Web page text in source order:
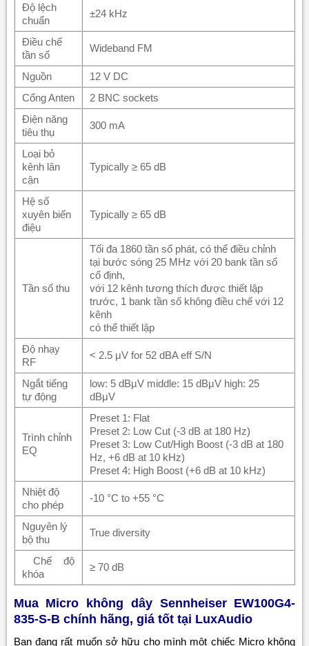
Độ lệch
chuẩn
±24 kHz
Điều chế
tần số
Wideband FM
Nguồn
12 V DC
Cổng Anten
2 BNC sockets
Điện năng
tiêu thụ
300 mA
Loại bỏ
kênh lân
cận
Typically ≥ 65 dB
Hệ số
xuyên biến
điệu
Typically ≥ 65 dB
Tần số thu
Tối đa 1860 tần số phát, có thể điều chỉnh
tại bước sóng 25 MHz với 20 bank tần số
cố định,
với 12 kênh tương thích được thiết lập
trước, 1 bank tần số không điều chế với 12
kênh
có thể thiết lập
Độ nhạy
RF
< 2.5 μV for 52 dBA eff S/N
Ngắt tiếng
tự động
low: 5 dBµV middle: 15 dBµV high: 25
dBμV
Trình chỉnh
EQ
Preset 1: Flat
Preset 2: Low Cut (-3 dB at 180 Hz)
Preset 3: Low Cut/High Boost (-3 dB at 180
Hz, +6 dB at 10 kHz)
Preset 4: High Boost (+6 dB at 10 kHz)
Nhiệt độ
cho phép
-10 °C to +55 °C
Nguyên lý
bộ thu
True diversity
Chế độ
khóa
≥ 70 dB
Mua Micro không dây Sennheiser EW100G4-
835-S-B chính hãng, giá tốt tại LuxAudio
Bạn đang rất muốn sở hữu cho mình một chiếc Micro không